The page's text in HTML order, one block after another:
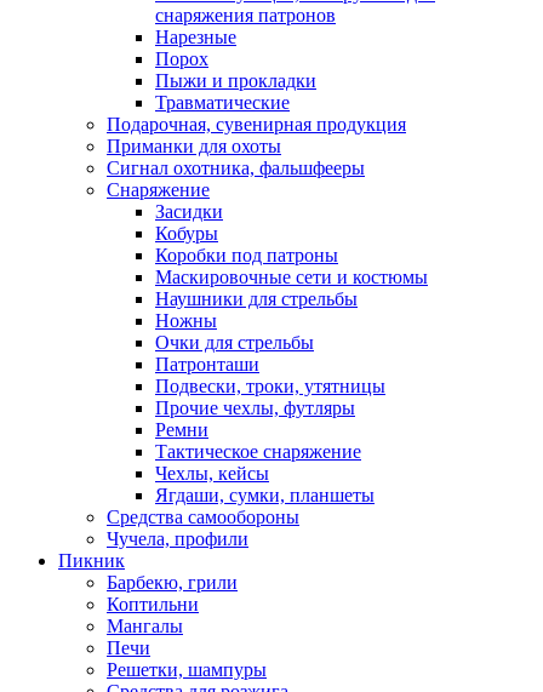
снаряжения патронов
Нарезные
Порох
Пыжи и прокладки
Травматические
Подарочная, сувенирная продукция
Приманки для охоты
Сигнал охотника, фальшфееры
Снаряжение
Засидки
Кобуры
Коробки под патроны
Маскировочные сети и костюмы
Наушники для стрельбы
Ножны
Очки для стрельбы
Патронташи
Подвески, троки, утятницы
Прочие чехлы, футляры
Ремни
Тактическое снаряжение
Чехлы, кейсы
Ягдаши, сумки, планшеты
Средства самообороны
Чучела, профили
Пикник
Барбекю, грили
Коптильни
Мангалы
Печи
Решетки, шампуры